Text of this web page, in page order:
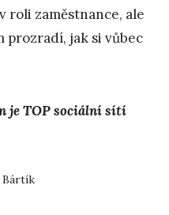
roli zaměstnance, ale
prozradí, jak si vůbec
je TOP sociální sítí